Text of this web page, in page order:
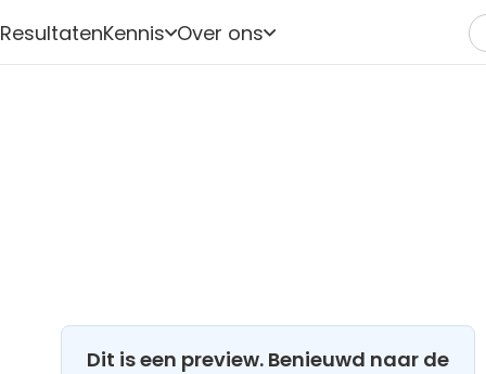
ResultatenKennis Over ons
Dit is een preview. Benieuwd naar de